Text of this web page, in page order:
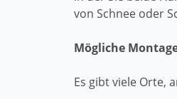
von Schnee oder
Mögliche
Es gibt viele Orte,